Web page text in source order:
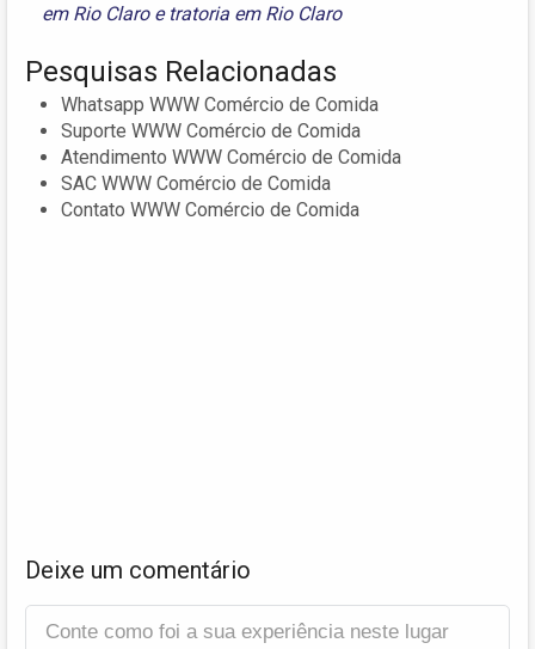
em Rio Claroe tratoria em Rio Claro
Pesquisas Relacionadas
Whatsapp WWW Comércio de Comida
Suporte WWW Comércio de Comida
Atendimento WWW Comércio de Comida
SAC WWW Comércio de Comida
Contato WWW Comércio de Comida
Deixe um comentário